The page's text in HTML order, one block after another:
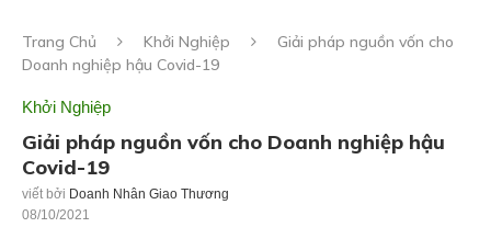
Trang Chủ Khởi Nghiệp
Giải pháp nguồn vốn cho
Doanh nghiệp hậu Covid-19
Khởi Nghiệp
Giải pháp nguồn vốn cho Doanh nghiệp hậu
Covid-19
viết bởi Doanh Nhân Giao Thương
08/10/2021